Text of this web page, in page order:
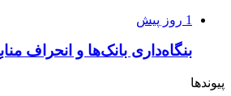
1 روز پیش
بنگاه‌داری بانک‌ها و انحراف
پیوندها